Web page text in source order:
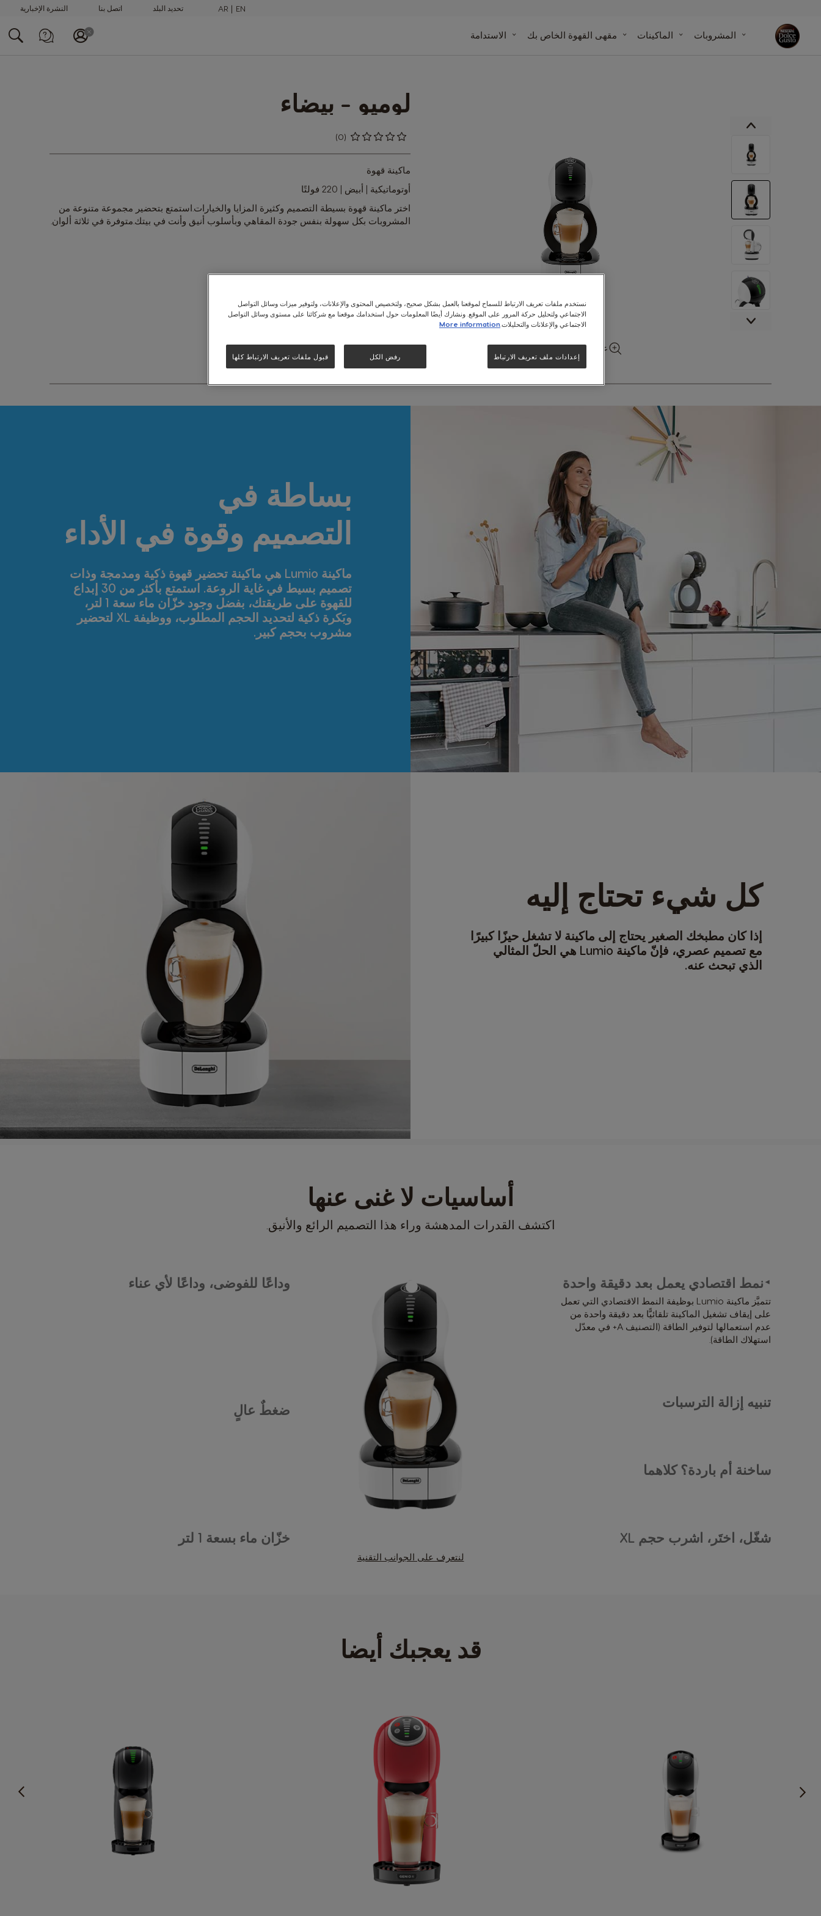
AR EN تحديد البلد اتصل بنا النشرة الإخبارية
المشروبات الماكينات مقهى القهوة الخاص بك الاستدامة
النهاية
الصور
بداية
عرض المزيد من التفاصيل
لوميو - بيضاء
of
100
(0)
ماكينة قهوة
أوتوماتيكية | أبيض | 220 فولتًا
اختر ماكينة قهوة بسيطة التصميم وكثيرة المزايا والخيارات.استمتع بتحضير مجموعة متنوعة من
المشروبات بكل سهولة بنفس جودة المقاهي وبأسلوب أنيق وأنت في بيتك.متوفرة في ثلاثة ألوان.
بساطة في
التصميم وقوة في الأداء
ماكينة Lumio هي ماكينة تحضير قهوة ذكية ومدمجة وذات
تصميم بسيط في غاية الروعة. استمتع بأكثر من 30 إبداع
للقهوة على طريقتك، بفضل وجود خزّان ماء سعة 1 لتر،
وبَكرة ذكية لتحديد الحجم المطلوب، ووظيفة XL لتحضير
مشروب بحجم كبير.
كل شيء تحتاج إليه
إذا كان مطبخك الصغير يحتاج إلى ماكينة لا تشغل حيزًا كبيرًا
مع تصميم عصري، فإنّ ماكينة Lumio هي الحلّ المثالي
الذي تبحث عنه.
أساسيات لا غنى عنها
اكتشف القدرات المدهشة وراء هذا التصميم الرائع والأنيق.
► نمط اقتصادي يعمل بعد دقيقة واحدة
تتميَّز ماكينة Lumio بوظيفة النمط الاقتصادي التي تعمل
على إيقاف تشغيل الماكينة تلقائيًّا بعد دقيقة واحدة من
عدم استعمالها لتوفير الطاقة (التصنيف A+ في معدّل
استهلاك الطاقة).
تنبيه إزالة الترسبات
ساخنة أم باردة؟ كلاهما
شغّل، اختَر، اشرب حجم XL
وداعًا للفوضى، وداعًا لأي عناء
ضغطٌ عالٍ
خزّان ماء بسعة 1 لتر
لنتعرف على الجوانب التقنية
قد يعجبك أيضا
نستخدم ملفات تعريف الارتباط للسماح لموقعنا بالعمل بشكل صحيح، ولتخصيص المحتوى والإعلانات، ولتوفير ميزات وسائل التواصل
الاجتماعي ولتحليل حركة المرور على الموقع. ونشارك أيضًا المعلومات حول استخدامك موقعنا مع شركائنا على مستوى وسائل التواصل
الاجتماعي والإعلانات والتحليلات.More information
إعدادات ملف تعريف الارتباط رفض الكل قبول ملفات تعريف الارتباط كلها